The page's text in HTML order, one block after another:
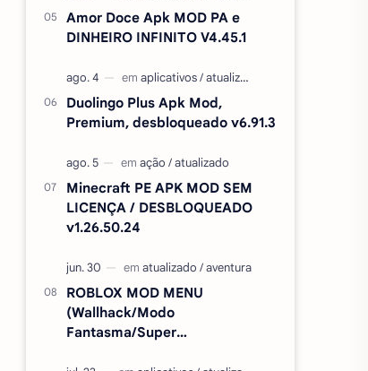
Amor Doce Apk MOD PA e
DINHEIRO INFINITO V4.45.1
Duolingo Plus Apk Mod,
Premium, desbloqueado v6.91.3
Minecraft PE APK MOD SEM
LICENÇA / DESBLOQUEADO
v1.26.50.24
ROBLOX MOD MENU
(Wallhack/Modo
Fantasma/Super